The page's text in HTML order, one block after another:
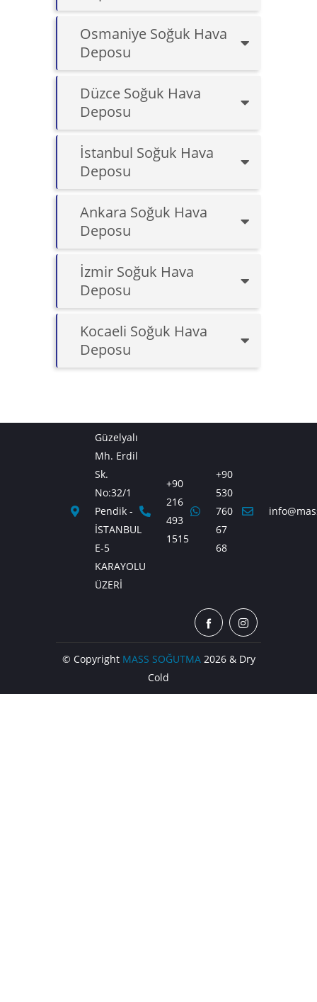
Osmaniye Soğuk Hava
Deposu
Düzce Soğuk Hava
Deposu
İstanbul Soğuk Hava
Deposu
Ankara Soğuk Hava
Deposu
İzmir Soğuk Hava
Deposu
Kocaeli Soğuk Hava
Deposu
Güzelyalı
Mh. Erdil
Sk.
No:32/1
Pendik -
İSTANBUL
E-5
KARAYOLU
ÜZERİ
+90
216
493
1515
+90
530
760
67
68
© CopyrightMASS SOĞUTMA2026 & Dry
Cold